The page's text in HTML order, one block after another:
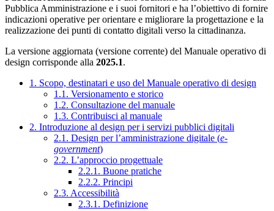
Pubblica Amministrazione e i suoi fornitori e ha l’obiettivo di fornire
indicazioni operative per orientare e migliorare la progettazione e la
realizzazione dei punti di contatto digitali verso la cittadinanza.
La versione aggiornata (versione corrente) del Manuale operativo di
design corrisponde alla 2025.1.
1. Scopo, destinatari e uso del Manuale operativo di design
1.1. Versionamento e storico
1.2. Consultazione del manuale
1.3. Contribuisci al manuale
2. Introduzione al design per i servizi pubblici digitali
2.1. Design per l’amministrazione digitale (e-
government)
2.2. L’approccio progettuale
2.2.1. Buone pratiche
2.2.2. Principi
2.3. Accessibilità
2.3.1. Definizione